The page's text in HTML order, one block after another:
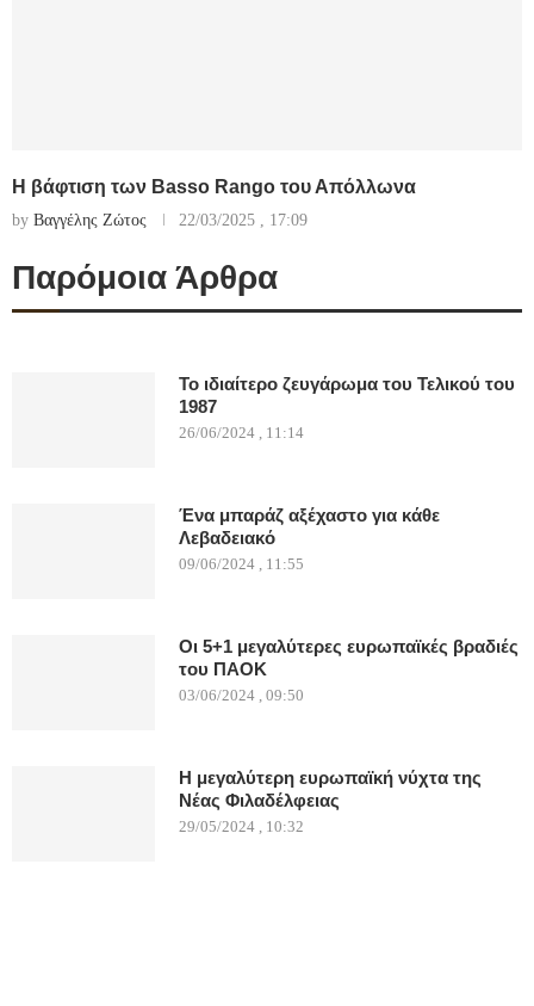
Η βάφτιση των Basso Rango του Απόλλωνα
by Βαγγέλης Ζώτος 22/03/2025 , 17:09
Παρόμοια Άρθρα
Το ιδιαίτερο ζευγάρωμα του Τελικού του
1987
26/06/2024 , 11:14
Ένα μπαράζ αξέχαστο για κάθε
Λεβαδειακό
09/06/2024 , 11:55
Οι 5+1 μεγαλύτερες ευρωπαϊκές βραδιές
του ΠΑΟΚ
03/06/2024 , 09:50
Η μεγαλύτερη ευρωπαϊκή νύχτα της
Νέας Φιλαδέλφειας
29/05/2024 , 10:32